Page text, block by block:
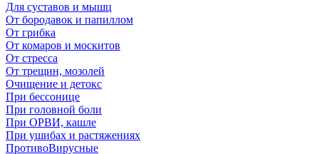
Для суставов и мышц
От бородавок и папиллом
От грибка
От комаров и москитов
От стресса
От трещин, мозолей
Очищение и детокс
При бессонице
При головной боли
При ОРВИ, кашле
При ушибах и растяжениях
ПротивоВирусные